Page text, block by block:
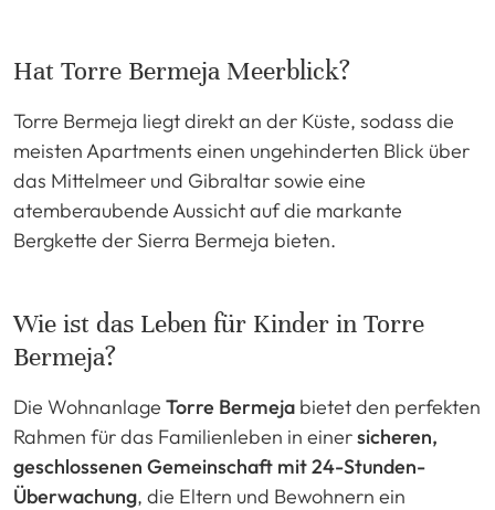
Hat Torre Bermeja Meerblick?
Torre Bermeja liegt direkt an der Küste, sodass die
meisten Apartments einen ungehinderten Blick über
das Mittelmeer und Gibraltar sowie eine
atemberaubende Aussicht auf die markante
Bergkette der Sierra Bermeja bieten.
Wie ist das Leben für Kinder in Torre
Bermeja?
Die Wohnanlage Torre Bermeja bietet den perfekten
Rahmen für das Familienleben in einersicheren,
geschlossenen Gemeinschaft mit 24-Stunden-
Überwachung, die Eltern und Bewohnern ein